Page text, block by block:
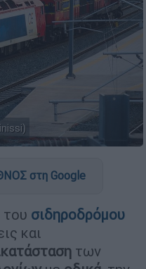
στη Google
του σιδηροδρόμου
και
των